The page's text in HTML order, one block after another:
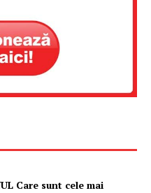
Care sunt cele mai